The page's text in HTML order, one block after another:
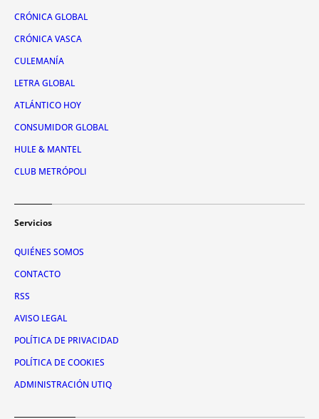
CRÓNICA GLOBAL
CRÓNICA VASCA
CULEMANÍA
LETRA GLOBAL
ATLÁNTICO HOY
CONSUMIDOR GLOBAL
HULE & MANTEL
CLUB METRÓPOLI
Servicios
QUIÉNES SOMOS
CONTACTO
RSS
AVISO LEGAL
POLÍTICA DE PRIVACIDAD
POLÍTICA DE COOKIES
ADMINISTRACIÓN UTIQ